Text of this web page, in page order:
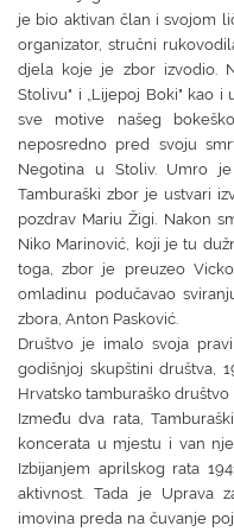
je bio aktivan član i svojom
organizator, stručni
djela koje je zbor izvodio.
Stolivu" i „Lijepoj Boki" kao i
sve motive našeg
neposredno pred svoju
Negotina u Stoliv. Umro
Tamburaški zbor je ustvari
pozdrav Mariu Žigi. Nakon
Niko Marinović, koji je tu
toga, zbor je preuzeo
omladinu podučavao
zbora, Anton Pasković.
Društvo je imalo svoja
godišnjoj skupštini društva,
Hrvatsko tamburaško društvo
Između dva rata,
koncerata u mjestu i van
Izbijanjem aprilskog rata
aktivnost. Tada je Uprava
imovina preda na čuvanje